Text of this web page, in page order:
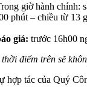
giờ hành chính:
phút – chiều từ 13
giá: trước 16h00
điểm trên sẽ
hợp tác của Quý